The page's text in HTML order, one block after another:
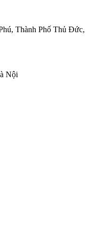
Thành Phố Thủ Đức,
Nội